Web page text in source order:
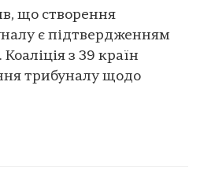
що створення
є підтвердженням
з 39 країн
трибуналу щодо